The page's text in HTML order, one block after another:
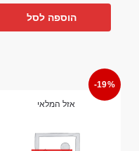
הוספה לסל
-19%
אזל המלאי